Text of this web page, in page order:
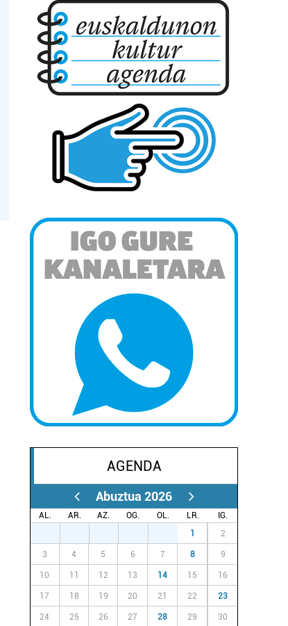
AGENDA
Abuztua 2026
AL. AR. AZ. OG. OL. LR.
IG.
1 2
3 4 5 6 7 8 9
10 11 12 13 14 15 16
17 18 19 20 21 22 23
24 25 26 27 28 29 30